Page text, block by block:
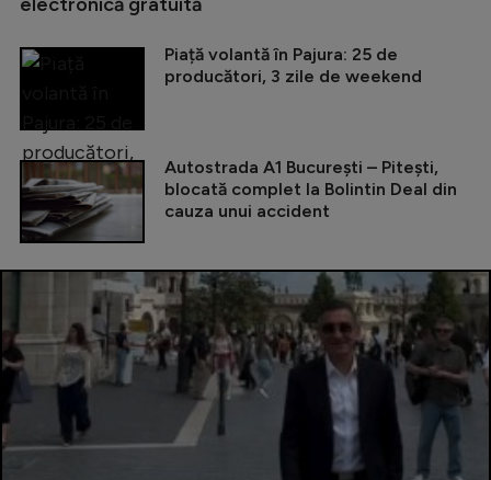
Piață volantă în Pajura: 25 de
producători, 3 zile de weekend
Autostrada A1 București – Pitești,
blocată complet la Bolintin Deal din
cauza unui accident